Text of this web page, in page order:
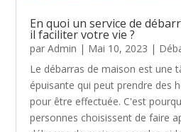
En quoi un service de
il faciliter votre vie ?
parAdmin | Mai 10, 2023 |
Le débarras de maison est une
épuisante qui peut prendre des
pour être effectuée. C'est
personnes choisissent de faire